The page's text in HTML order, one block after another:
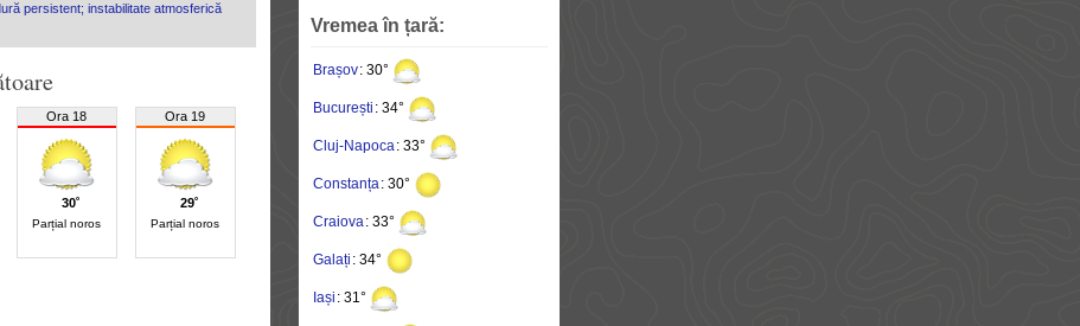
persistent; instabilitate atmosferică
Ora 18
30˚
Parțial noros
Ora 19
29˚
Parțial noros
Vremea în țară:
Brașov: 30°
București : 34°
Cluj-Napoca: 33°
Constanța: 30°
Craiova: 33°
Galați : 34°
Iași : 31°